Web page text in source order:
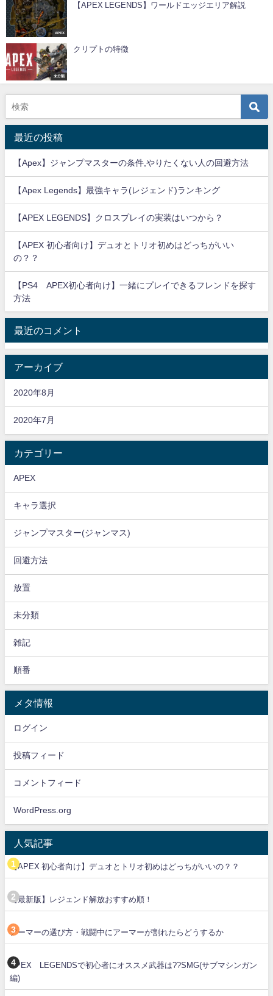
APEX
【APEX LEGENDS】ワールドエッジエリア解説
未分類
クリプトの特徴
最近の投稿
【Apex】ジャンプマスターの条件,やりたくない人の回避方法
【Apex Legends】最強キャラ(レジェンド)ランキング
【APEX LEGENDS】クロスプレイの実装はいつから？
【APEX 初心者向け】デュオとトリオ初めはどっちがいい
の？？
【PS4 APEX初心者向け】一緒にプレイできるフレンドを探す
方法
最近のコメント
アーカイブ
2020年8月
2020年7月
カテゴリー
APEX
キャラ選択
ジャンプマスター(ジャンマス)
回避方法
放置
未分類
雑記
順番
メタ情報
ログイン
投稿フィード
コメントフィード
WordPress.org
人気記事
【APEX 初心者向け】デュオとトリオ初めはどっちがいいの？？
【最新版】レジェンド解放おすすめ順！
アーマーの選び方・戦闘中にアーマーが割れたらどうするか
APEX LEGENDSで初心者にオススメ武器は??SMG(サブマシンガン
編)